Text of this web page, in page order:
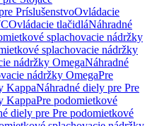
PríslušenstvoOvládacie
Ovládacie tlačidláNáhradné
splachovacie nádržky
splachovacie nádržky
nádržky OmegaNáhradné
nádržky OmegaPre
KappaNáhradné diely pre Pre
KappaPre podomietkové
diely pre Pre podomietkové